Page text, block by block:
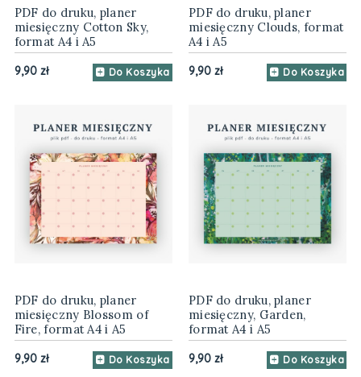
PDF do druku, planer
miesięczny Cotton Sky,
format A4 i A5
9,90 zł Do Koszyka
PDF do druku, planer
miesięczny Clouds, format
A4 i A5
9,90 zł Do Koszyka
PDF do druku, planer
miesięczny Blossom of
Fire, format A4 i A5
9,90 zł Do Koszyka
PDF do druku, planer
miesięczny, Garden,
format A4 i A5
9,90 zł Do Koszyka